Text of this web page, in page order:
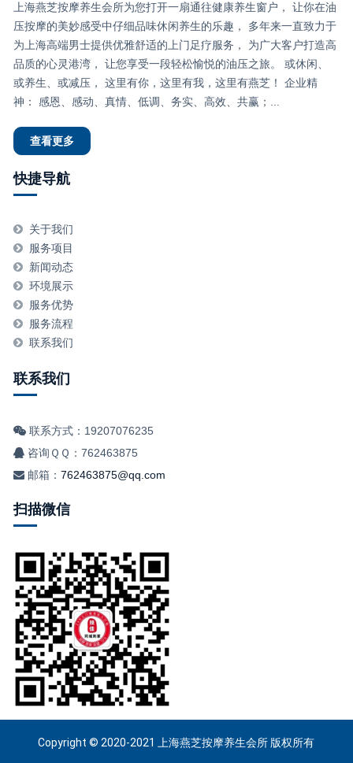
上海燕芝按摩养生会所为您打开一扇通往健康养生窗户， 让你在油
压按摩的美妙感受中仔细品味休闲养生的乐趣， 多年来一直致力于
为上海高端男士提供优雅舒适的上门足疗服务， 为广大客户打造高
品质的心灵港湾， 让您享受一段轻松愉悦的油压之旅。 或休闲、
或养生、或减压， 这里有你，这里有我，这里有燕芝！ 企业精
神： 感恩、感动、真情、低调、务实、高效、共赢；...
查看更多
快捷导航
关于我们
服务项目
新闻动态
环境展示
服务优势
服务流程
联系我们
联系我们
联系方式：19207076235
咨询ＱＱ：762463875
邮箱：762463875@qq.com
扫描微信
Copyright © 2020-2021 上海燕芝按摩养生会所 版权所有